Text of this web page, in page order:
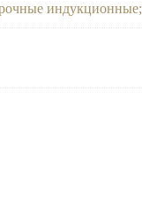
индукционные